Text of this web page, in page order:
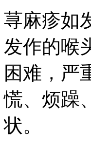
荨麻疹如
发作的喉
困难，严
慌、烦躁
状。